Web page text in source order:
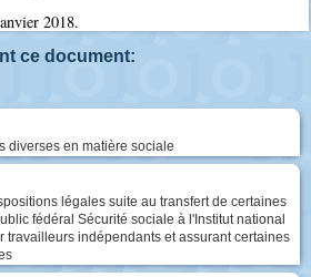
2018.
ce document:
diverses en matière sociale
légales suite au transfert de certaines
fédéral Sécurité sociale à l'Institut national
travailleurs indépendants et assurant certaines